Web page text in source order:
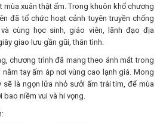
mùa xuân thật ấm. Trong khuôn khổ chương
đã tổ chức hoạt cảnh tuyên truyền chống
cùng học sinh, giáo viên, lãnh đạo địa
giao lưu gần gũi, thân tình.
chương trình đã mang theo ánh mắt trong
tay ấm áp nơi vùng cao lạnh giá. Mong
sẽ là ngọn lửa nhỏ sưởi ấm trái tim, để mùa
bao niềm vui và hi vọng.